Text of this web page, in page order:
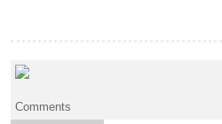
Comments